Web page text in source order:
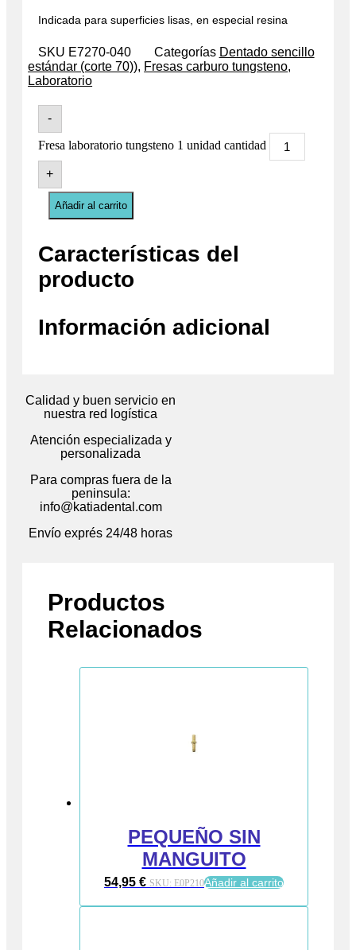
Indicada para superficies lisas, en especial resina
SKU E7270-040 Categorías Dentado sencillo
estándar (corte 70)), Fresas carburo tungsteno,
Laboratorio
-
Fresa laboratorio tungsteno 1 unidad cantidad
+
Añadir al carrito
Características del
producto
Información adicional
Calidad y buen servicio en
nuestra red logística
Atención especializada y
personalizada
Para compras fuera de la
peninsula:
info@katiadental.com
Envío exprés 24/48 horas
Productos
Relacionados
PEQUEÑO SIN
MANGUITO
54,95 € SKU: E0P210Añadir al carrito